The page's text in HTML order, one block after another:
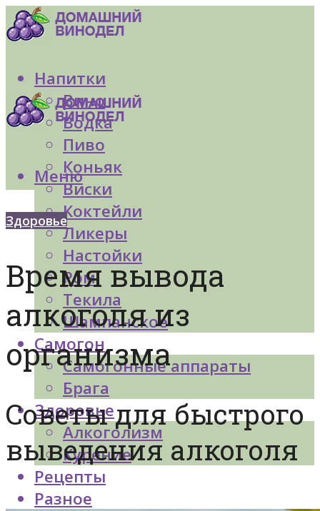
Напитки
Вино
Водка
Пиво
Коньяк
Виски
Коктейли
Ликеры
Настойки
Ром
Текила
Шампанское
Самогон
Самогонные аппараты
Брага
Здоровье
Алкоголизм
Курение
Рецепты
Разное
Меню
Здоровье
Время вывода
алкоголя из
организма
Советы для быстрого
выведения алкоголя